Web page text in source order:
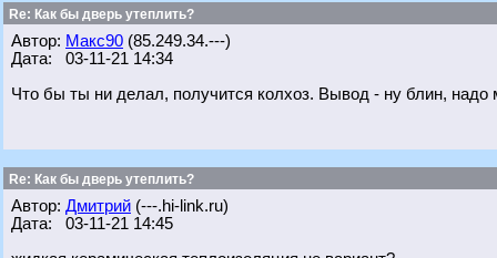
Re: Как бы дверь утеплить?
Автор: Макс90 (85.249.34.---)
Дата: 03-11-21 14:34
Что бы ты ни делал, получится колхоз. Вывод - ну блин, надо
Re: Как бы дверь утеплить?
Автор: Дмитрий (---.hi-link.ru)
Дата: 03-11-21 14:45